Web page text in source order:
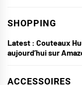
SHOPPING
Latest : Couteaux
aujourd’hui sur
ACCESSOIRES